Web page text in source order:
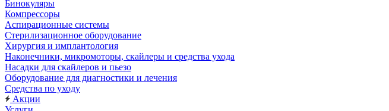
Бинокуляры
Компрессоры
Аспирационные системы
Стерилизационное оборудование
Хирургия и имплантология
Наконечники, микромоторы, скайлеры и средства ухода
Насадки для скайлеров и пьезо
Оборудование для диагностики и лечения
Средства по уходу
Акции